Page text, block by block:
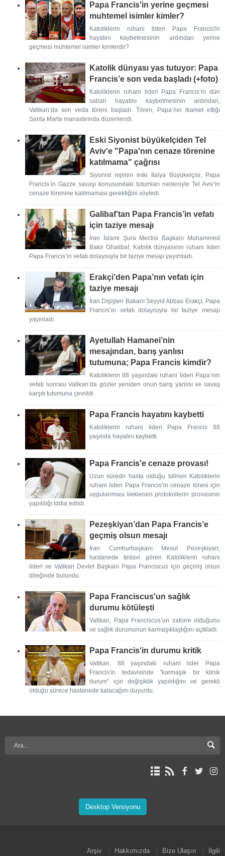
Papa Francis'in yerine geçmesi
muhtemel isimler kimler?
Katoliklerin ruhani lideri Papa Francis'in
hayatını kaybetmesinin ardından yerine
geçmesi muhtemel isimler kimlerdir?
Katolik dünyası yas tutuyor: Papa
Francis’e son veda başladı (+foto)
Katoliklerin ruhani lideri Papa Francis’in dün
sabah hayatını kaybetmesinin ardından,
Vatikan’da son veda töreni başladı. Tören, Papa’nın ikamet ettiği
Santa Marta manastırında düzenlendi.
Eski Siyonist büyükelçiden Tel
Aviv'e "Papa'nın cenaze törenine
katılmama" çağrısı
Siyonist rejimin eski İtalya Büyükelçisi, Papa
Francis’in Gazze savaşı konusundaki tutumları nedeniyle Tel Aviv’in
cenaze törenine katılmaması gerektiğini söyledi.
Galibaf’tan Papa Francis’in vefatı
için taziye mesajı
İran İslami Şura Meclisi Başkanı Muhammed
Bakır Ghalibaf, Katolik dünyasının ruhani lideri
Papa Francis’in vefatı dolayısıyla bir taziye mesajı yayımladı.
Erakçi’den Papa’nın vefatı için
taziye mesajı
İran Dışişleri Bakanı Seyyid Abbas Erakçi, Papa
Francis’in vefatı dolayısıyla bir taziye mesajı
yayınladı.
Ayetullah Hamanei’nin
mesajından, barış yanlısı
tutumuna; Papa Francis kimdir?
Katoliklerin 88 yaşındaki ruhani lideri Papa’nın
vefatı sonrası Vatikan’da gözler yeniden onun barış yanlısı ve savaş
karşıtı tutumuna çevrildi.
Papa Francis hayatını kaybetti
Katoliklerin ruhani lideri Papa Francis 88
yaşında hayatını kaybetti.
Papa Francis'e cenaze provası!
Uzun süredir hasta olduğu bilinen Katoliklerin
ruhani lideri Papa Francis’in cenaze töreni için
uygulanması beklenen protokollerin provasının
yapıldığı iddia edildi.
Pezeşkiyan’dan Papa Francis’e
geçmiş olsun mesajı
İran Cumhurbaşkanı Mesut Pezeşkiyan,
hastanede tedavi gören Katoliklerin ruhani
lideri ve Vatikan Devlet Başkanı Papa Franciscus için geçmiş olsun
dileğinde bulundu.
Papa Franciscus'un sağlık
durumu kötüleşti
Vatikan, Papa Franciscus’un zatürre olduğunu
ve sağlık durumunun karmaşıklaştığını açıkladı.
Papa Francis'in durumu kritik
Vatikan, 88 yaşındaki ruhani lider Papa
Francis'in tedavisinde "karmaşık bir klinik
durum" için değişiklik yapıldığını ve gerekli
olduğu sürece hastanede kalacağını duyurdu.
Desktop Versiyonu
Arşiv Hakkımızda Bize Ulaşın İlgili